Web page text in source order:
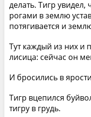
делать. Тигр увидел,
рогами в землю
потягивается и
Тут каждый из них и
лисица: сейчас он
И бросились в
Тигр вцепился
тигру в грудь.